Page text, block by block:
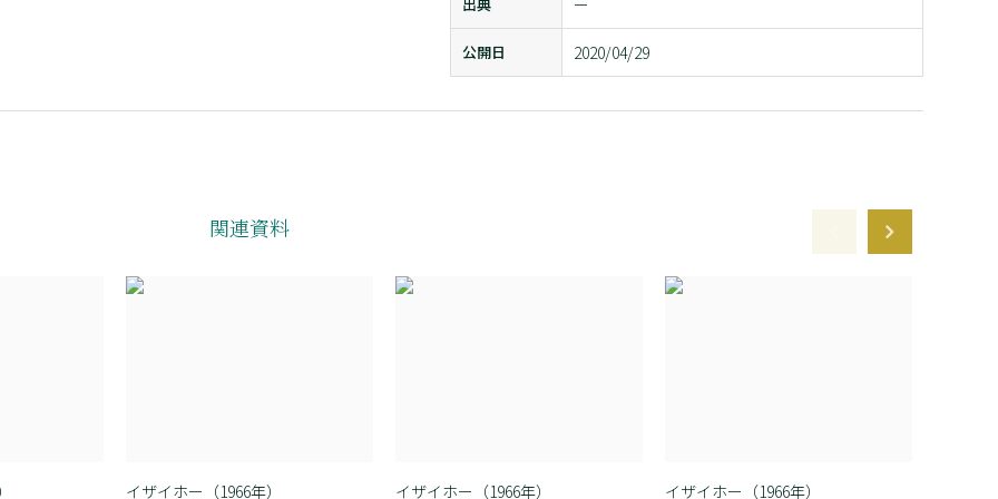
ー
公開日 2020/04/29
関連資料
イザイホー（1966年） イザイホー（1966年） イザイホー（1966年）